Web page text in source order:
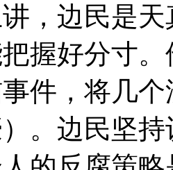
，边民是
握好分寸
件，将几
。边民坚